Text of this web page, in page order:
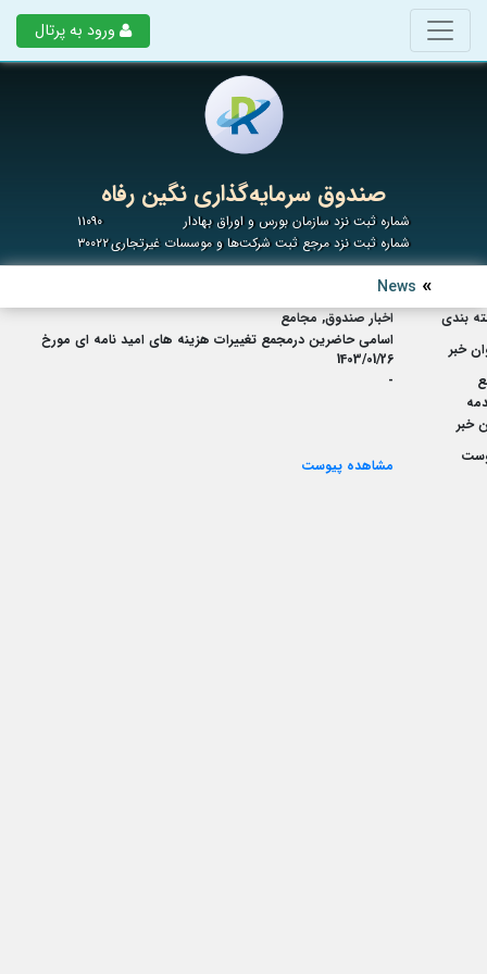
ورود به پرتال
صندوق سرمایه‌گذاری نگین رفاه
شماره ثبت نزد سازمان بورس و اوراق بهادار
۱۱۰۹۰
شماره ثبت نزد مرجع ثبت شرکت‌ها و موسسات غیرتجاری۳۰۰۲۲
News
بندی
اخبار صندوق, مجامع
خبر
اسامی حاضرین درمجمع تغییرات هزینه های امید نامه ای مورخ
1403/01/26
-
خبر
مشاهده پیوست